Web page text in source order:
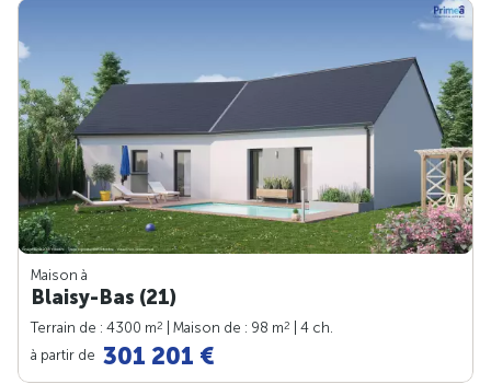
Maison à
Blaisy-Bas (21)
Terrain de : 4300 m2 | Maison de : 98 m2
| 4 ch.
à partir de 301 201 €